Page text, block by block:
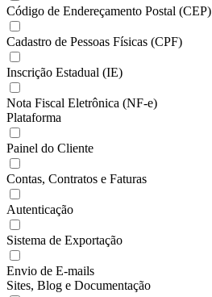
Código de Endereçamento Postal (CEP)
Cadastro de Pessoas Físicas (CPF)
Inscrição Estadual (IE)
Nota Fiscal Eletrônica (NF-e)
Plataforma
Painel do Cliente
Contas, Contratos e Faturas
Autenticação
Sistema de Exportação
Envio de E-mails
Sites, Blog e Documentação